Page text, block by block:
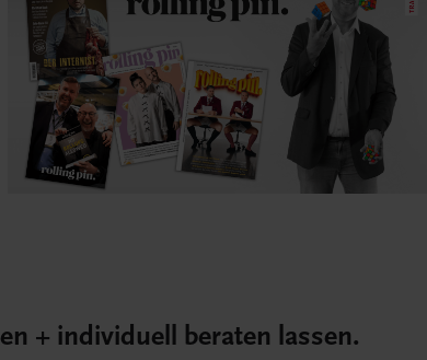
+ individuell beraten lassen.